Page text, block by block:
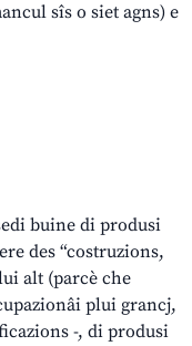
sîs o siet agns) e
buine di produsi
des “costruzions,
alt (parcè che
plui grancj,
-, di produsi